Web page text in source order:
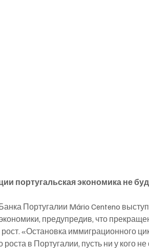
португальская экономика не
Португалии Mário Centeno
предупредив, что
«Остановка иммиграционного
роста в Португалии, пусть ни у кого